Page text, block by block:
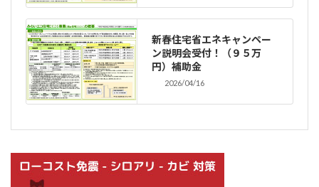
新春住宅省エネキャンペー
ン説明会受付！（９５万
円）補助金
2026/04/16